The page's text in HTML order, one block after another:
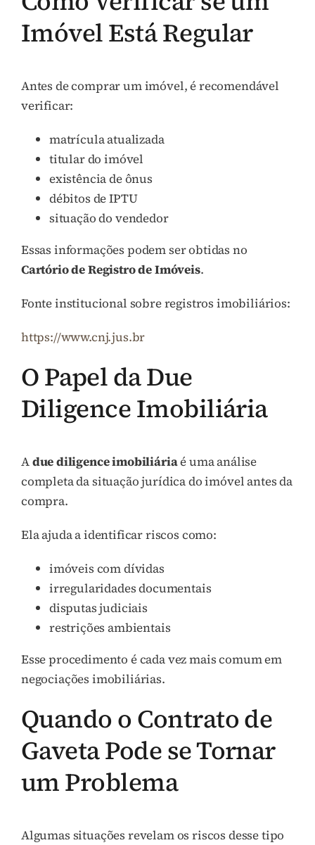
Imóvel Está Regular
Antes de comprar um imóvel, é recomendável
verificar:
matrícula atualizada
titular do imóvel
existência de ônus
débitos de IPTU
situação do vendedor
Essas informações podem ser obtidas no
Cartório de Registro de Imóveis.
Fonte institucional sobre registros imobiliários:
https://www.cnj.jus.br
O Papel da Due
Diligence Imobiliária
Adue diligence imobiliáriaé uma análise
completa da situação jurídica do imóvel antes da
compra.
Ela ajuda a identificar riscos como:
imóveis com dívidas
irregularidades documentais
disputas judiciais
restrições ambientais
Esse procedimento é cada vez mais comum em
negociações imobiliárias.
Quando o Contrato de
Gaveta Pode se Tornar
um Problema
Algumas situações revelam os riscos desse tipo